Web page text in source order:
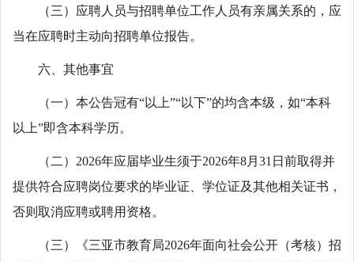
（三）应聘人员与招聘单位工作人员有亲属关系的，应
当在应聘时主动向招聘单位报告。
六、其他事宜
（一）本公告冠有“以上”“以下”的均含本级，如“本科
以上”即含本科学历。
（二）2026年应届毕业生须于2026年8月31日前取得并
提供符合应聘岗位要求的毕业证、学位证及其他相关证书，
否则取消应聘或聘用资格。
（三）《三亚市教育局2026年面向社会公开（考核）招